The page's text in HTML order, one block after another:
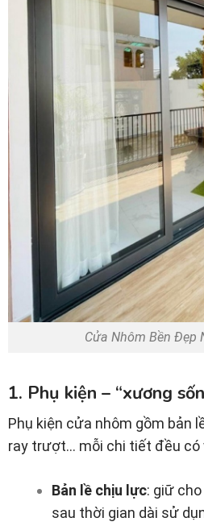
Cửa Nhôm Bền Đẹp
1. Phụ kiện – “xương
Phụ kiện cửa nhôm gồm bản
ray trượt… mỗi chi tiết đều có
Bản lề chịu lực: giữ
sau thời gian dài sử